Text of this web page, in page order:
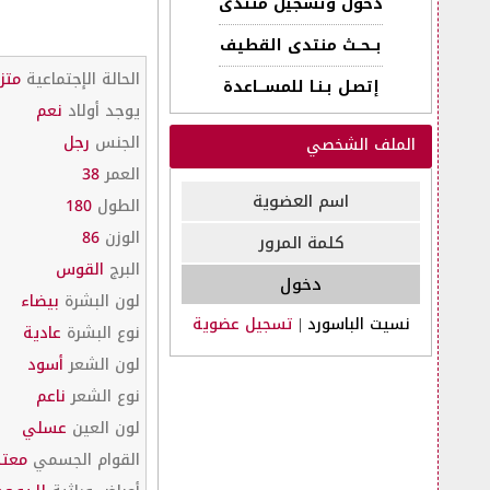
بــحــث منتدى القطيف
إتصـل بـنـا للمســـاعدة
الملف الشخصي
نسيت الباسورد | تسجيل عضوية
الحالة الإجتماعية
يوجد أولاد نعم
الجنس رجل
العمر38
الطول 180
الوزن 86
البرج القوس
لون البشرة بيضاء
نوع البشرة عادية
لون الشعرأسود
نوع الشعرناعم
لون العين عسلي
القوام الجسمي